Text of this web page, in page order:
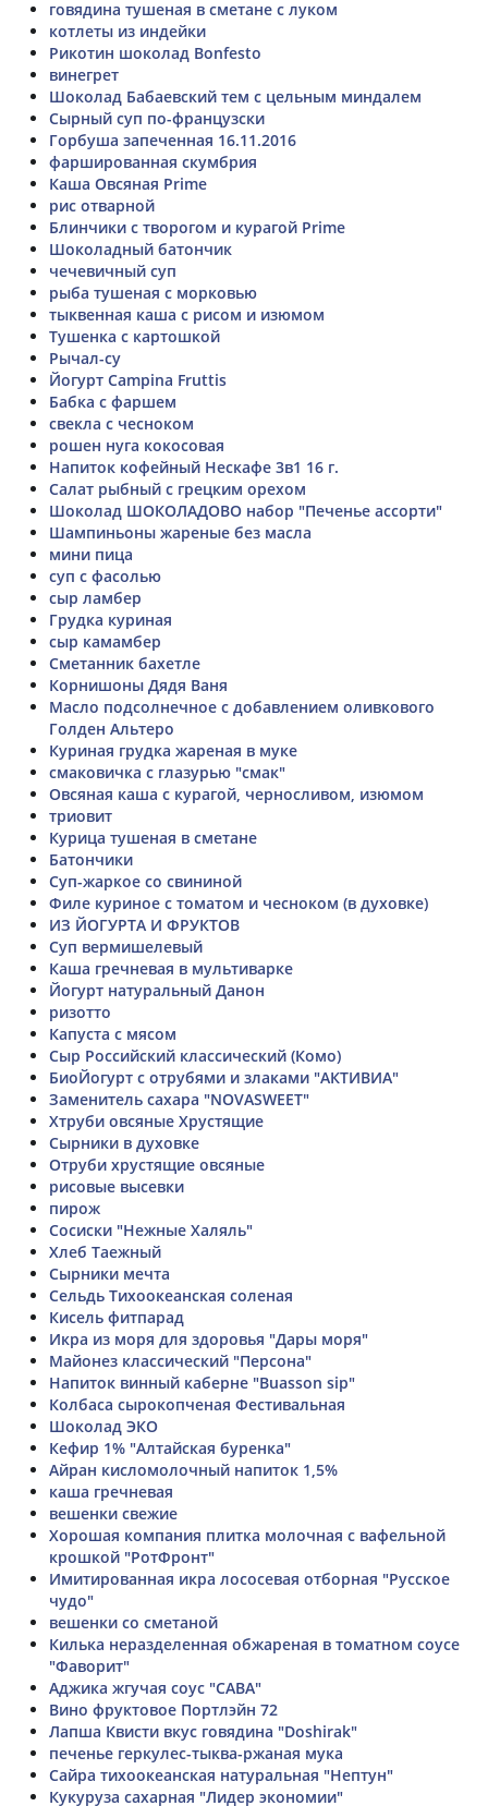
говядина тушеная в сметане с луком
котлеты из индейки
Рикотин шоколад Bonfesto
винегрет
Шоколад Бабаевский тем с цельным миндалем
Сырный суп по-французски
Горбуша запеченная 16.11.2016
фаршированная скумбрия
Каша Овсяная Prime
рис отварной
Блинчики с творогом и курагой Prime
Шоколадный батончик
чечевичный суп
рыба тушеная с морковью
тыквенная каша с рисом и изюмом
Тушенка с картошкой
Рычал-су
Йогурт Campina Fruttis
Бабка с фаршем
свекла с чесноком
рошен нуга кокосовая
Напиток кофейный Нескафе 3в1 16 г.
Салат рыбный с грецким орехом
Шоколад ШОКОЛАДОВО набор "Печенье ассорти"
Шампиньоны жареные без масла
мини пица
суп с фасолью
сыр ламбер
Грудка куриная
сыр камамбер
Сметанник бахетле
Корнишоны Дядя Ваня
Масло подсолнечное с добавлением оливкового
Голден Альтеро
Куриная грудка жареная в муке
смаковичка с глазурью "смак"
Овсяная каша с курагой, черносливом, изюмом
триовит
Курица тушеная в сметане
Батончики
Суп-жаркое со свининой
Филе куриное с томатом и чесноком (в духовке)
ИЗ ЙОГУРТА И ФРУКТОВ
Суп вермишелевый
Каша гречневая в мультиварке
Йогурт натуральный Данон
ризотто
Капуста с мясом
Сыр Российский классический (Комо)
БиоЙогурт с отрубями и злаками "АКТИВИА"
Заменитель сахара "NOVASWEET"
Хтруби овсяные Хрустящие
Сырники в духовке
Отруби хрустящие овсяные
рисовые высевки
пирож
Сосиски "Нежные Халяль"
Хлеб Таежный
Сырники мечта
Сельдь Тихоокеанская соленая
Кисель фитпарад
Икра из моря для здоровья "Дары моря"
Майонез классический "Персона"
Напиток винный каберне "Buasson sip"
Колбаса сырокопченая Фестивальная
Шоколад ЭКО
Кефир 1% "Алтайская буренка"
Айран кисломолочный напиток 1,5%
каша гречневая
вешенки свежие
Хорошая компания плитка молочная с вафельной
крошкой "РотФронт"
Имитированная икра лососевая отборная "Русское
чудо"
вешенки со сметаной
Килька неразделенная обжареная в томатном соусе
"Фаворит"
Аджика жгучая соус "САВА"
Вино фруктовое Портлэйн 72
Лапша Квисти вкус говядина "Doshirak"
печенье геркулес-тыква-ржаная мука
Сайра тихоокеанская натуральная "Нептун"
Кукуруза сахарная "Лидер экономии"